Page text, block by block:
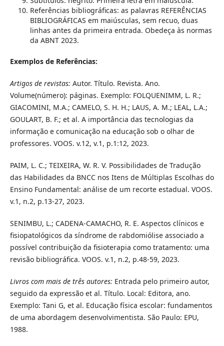
Referências bibliográficas: as palavras REFERÊNCIAS
BIBLIOGRÁFICAS em maiúsculas, sem recuo, duas
linhas antes da primeira entrada. Obedeça às normas
da ABNT 2023.
Exemplos de Referências:
Artigos de revistas: Autor. Título. Revista. Ano.
Volume(número): páginas. Exemplo: FOLQUENIMM, L. R.;
GIACOMINI, M.A.; CAMELO, S. H. H.; LAUS, A. M.; LEAL, L.A.;
GOULART, B. F.; et al. A importância das tecnologias da
informação e comunicação na educação sob o olhar de
professores. VOOS. v.12, v.1, p.1:12, 2023.
PAIM, L. C.; TEIXEIRA, W. R. V. Possibilidades de Tradução
das Habilidades da BNCC nos Itens de Múltiplas Escolhas do
Ensino Fundamental: análise de um recorte estadual. VOOS.
v.1, n.2, p.13-27, 2023.
SENIMBU, L.; CADENA-CAMACHO, R. E. Aspectos clínicos e
fisiopatológicos da síndrome de rabdomiólise associado a
possível contribuição da fisioterapia como tratamento: uma
revisão bibliográfica. VOOS. v.1, n.2, p.48-59, 2023.
Livros com mais de três autores: Entrada pelo primeiro autor,
seguido da expressão et al. Título. Local: Editora, ano.
Exemplo: Tani G, et al. Educação física escolar: fundamentos
de uma abordagem desenvolvimentista. São Paulo: EPU,
1988.